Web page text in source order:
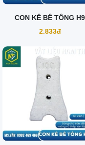
CON KÊ BÊ TÔNG H9
2.833đ